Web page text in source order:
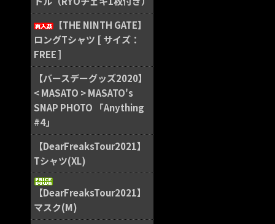
【THE NINTH GATE】
ロングTシャツ [ サイズ：
FREE ]
【バースデーグッズ2020】
< MASATO > MASATO's
SNAP PHOTO 「Anything
#4」
【DearFreaksTour2021】
Tシャツ(XL)
【DearFreaksTour2021】
マスク(M)